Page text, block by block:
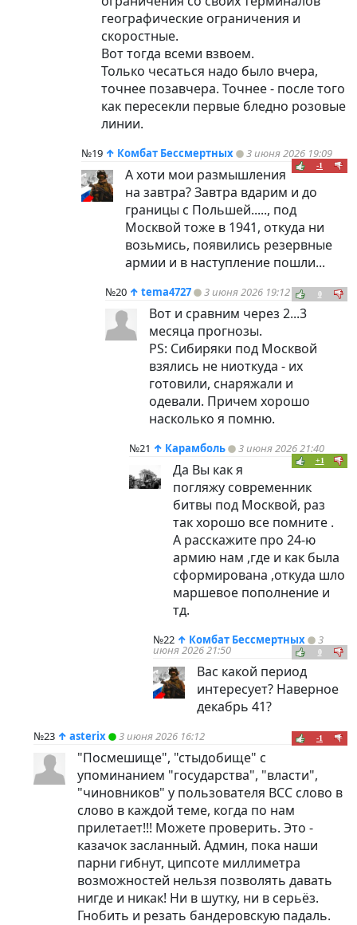
географические ограничения и
скоростные.
Вот тогда всеми взвоем.
Только чесаться надо было вчера,
точнее позавчера. Точнее - после того
как пересекли первые бледно розовые
линии.
№19 ↑ Комбат Бессмертных 3 июня 2026 19:09
-1
А хоти мои размышления
на завтра? Завтра вдарим и до
границы с Польшей....., под
Москвой тоже в 1941, откуда ни
возьмись, появились резервные
армии и в наступление пошли...
№20 ↑ tema4727 3 июня 2026 19:12 0
Вот и сравним через 2...3
месяца прогнозы.
PS: Сибиряки под Москвой
взялись не ниоткуда - их
готовили, снаряжали и
одевали. Причем хорошо
насколько я помню.
№21 ↑ Карамболь 3 июня 2026 21:40
+1
Да Вы как я
погляжу современник
битвы под Москвой, раз
так хорошо все помните .
А расскажите про 24-ю
армию нам ,где и как была
сформирована ,откуда шло
маршевое пополнение и
тд.
№22 ↑ Комбат Бессмертных 3
июня 2026 21:50 0
Вас какой период
интересует? Наверное
декабрь 41?
№23 ↑ asterix 3 июня 2026 16:12 -1
"Посмешище", "стыдобище" с
упоминанием "государства", "власти",
"чиновников" у пользователя ВСС слово в
слово в каждой теме, когда по нам
прилетает!!! Можете проверить. Это -
казачок засланный. Админ, пока наши
парни гибнут, ципсоте миллиметра
возможностей нельзя позволять давать
нигде и никак! Ни в шутку, ни в серьёз.
Гнобить и резать бандеровскую падаль.